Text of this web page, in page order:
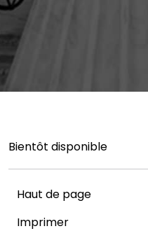
Bientôt disponible
Haut de page
Imprimer